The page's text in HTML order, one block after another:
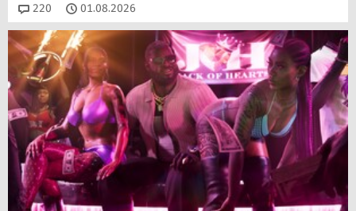
220 Kommentare
01.08.2026